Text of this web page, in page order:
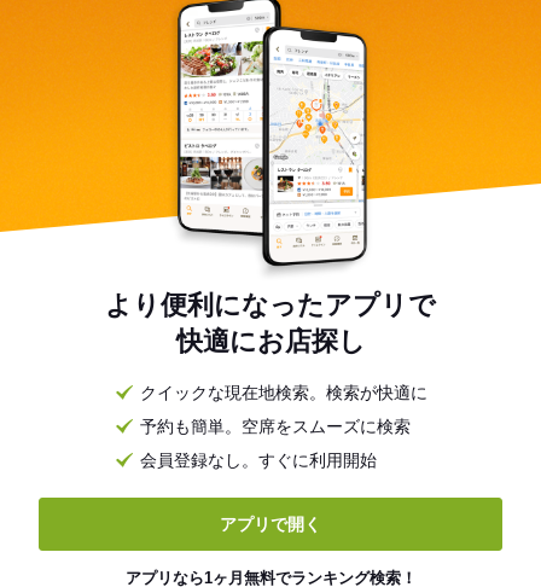
より便利になったアプリで
快適にお店探し
クイックな現在地検索。検索が快適に
予約も簡単。空席をスムーズに検索
会員登録なし。すぐに利用開始
アプリで開く
アプリなら1ヶ月無料でランキング検索！